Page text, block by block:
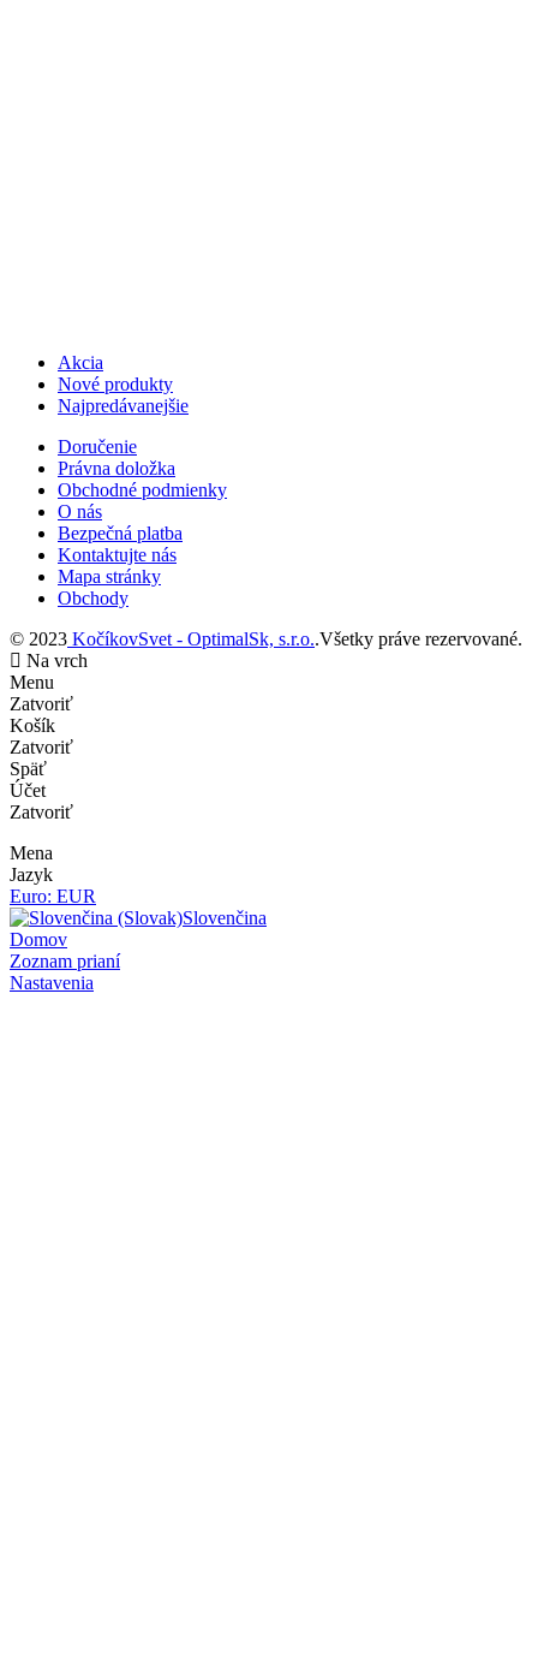
Akcia
Nové produkty
Najpredávanejšie
Doručenie
Právna doložka
Obchodné podmienky
O nás
Bezpečná platba
Kontaktujte nás
Mapa stránky
Obchody
© 2023 KočíkovSvet - OptimalSk, s.r.o..Všetky práve rezervované.
Na vrch
Menu
Zatvoriť
Košík
Zatvoriť
Späť
Účet
Zatvoriť
Mena
Jazyk
Euro: EUR
Slovenčina
Domov
Zoznam prianí
Nastavenia